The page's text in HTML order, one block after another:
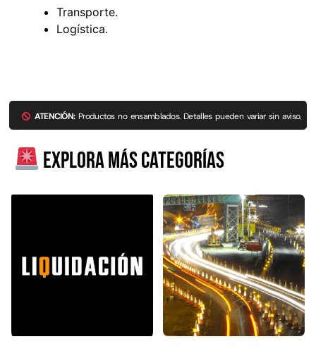
Transporte.
Logística.
ATENCIÓN:Productos no ensamblados. Detalles pueden variar sin aviso.
Explora más categorías
4,57*30,48mts
$ 2.002.243
Empaquetadura 3/16" 4.8mm neopreno
$803.797